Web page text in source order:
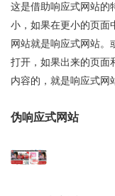
这是借助响应式网站的
小，如果在更小的页面
网站就是响应式网站。
打开，如果出来的页面
内容的，就是响应式网
伪响应式网站